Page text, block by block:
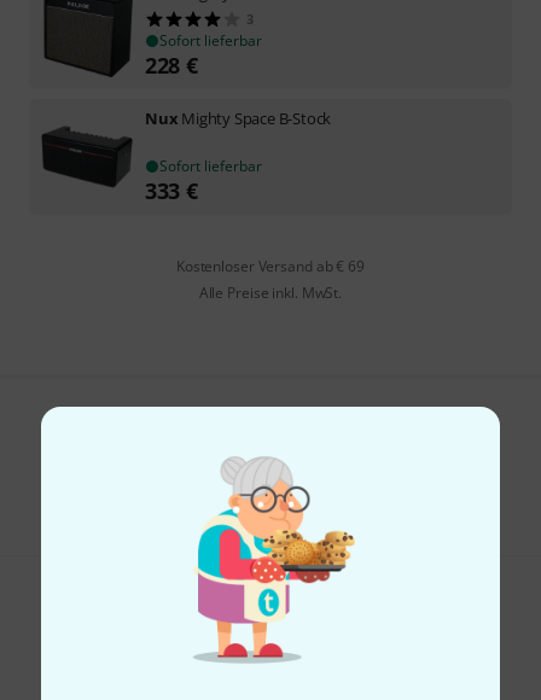
3
Sofort lieferbar
228 €
Nux Mighty Space B-Stock
Sofort lieferbar
333 €
Kostenloser Versand ab € 69
Alle Preise inkl. MwSt.
Hilfe & Feedback